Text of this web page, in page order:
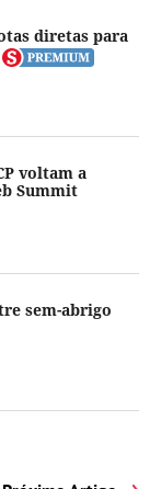
diretas para
voltam a
Summit
sem-abrigo